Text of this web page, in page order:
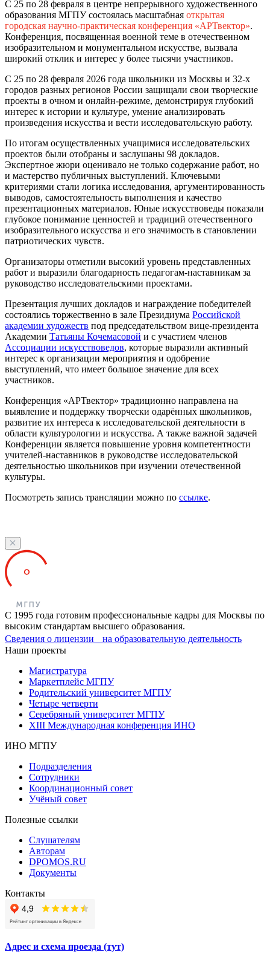
С 25 по 28 февраля в центре непрерывного художественного
образования МГПУ состоялась масштабная открытая
городская научно-практическая конференция «АРТвектор».
Конференция, посвященная военной теме в отечественном
изобразительном и монументальном искусстве, вызвала
широкий отклик и интерес у более тысячи участников.
С 25 по 28 февраля 2026 года школьники из Москвы и 32-х
городов разных регионов России защищали свои творческие
проекты в очном и онлайн-режиме, демонстрируя глубокий
интерес к истории и культуре, умение анализировать
произведения искусства и вести исследовательскую работу.
По итогам осуществленных учащимися исследовательских
проектов были отобраны и заслушаны 98 докладов.
Экспертное жюри оценивало не только содержание работ, но
и мастерство публичных выступлений. Ключевыми
критериями стали логика исследования, аргументированность
выводов, самостоятельность выполнения и качество
презентационных материалов. Юные искусствоведы показали
глубокое понимание ценностей и традиций отечественного
изобразительного искусства и его значимость в становлении
патриотических чувств.
Организаторы отметили высокий уровень представленных
работ и выразили благодарность педагогам-наставникам за
руководство исследовательскими проектами.
Презентация лучших докладов и награждение победителей
состоялись торжественно в зале Президиума Российской
академии художеств под председательством вице-президента
Академии Татьяны Кочемасовой и с участием членов
Ассоциации искусствоведов, которые выразили активный
интерес к организации мероприятия и одобрение
выступлений, что имеет большое значение для всех
участников.
Конференция «АРТвектор» традиционно направлена на
выявление и поддержку творчески одарённых школьников,
развитие их интереса к исследовательской деятельности в
области культурологии и искусства. А также важной задачей
Конференции является повышение уровня компетентности
учителей-наставников в руководстве исследовательской
деятельностью школьников при изучении отечественной
культуры.
Посмотреть запись трансляции можно по ссылке.
С 1995 года готовим профессиональные кадры для Москвы по
высоким стандартам высшего образования.
Сведения о лицензии на образовательную деятельность
Наши проекты
Магистратура
Маркетплейс МГПУ
Родительский университет МГПУ
Четыре четверти
Серебряный университет МГПУ
XIII Международная конференция ИНО
ИНО МГПУ
Подразделения
Сотрудники
Координационный совет
Учёный совет
Полезные ссылки
Слушателям
Авторам
DPOMOS.RU
Документы
Контакты
Адрес и схема проезда (тут)